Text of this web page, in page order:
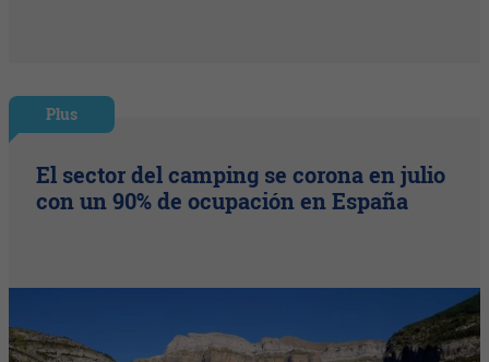
Plus
El sector del camping se corona en julio
con un 90% de ocupación en España